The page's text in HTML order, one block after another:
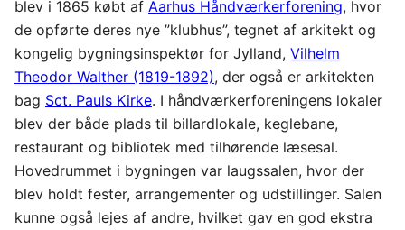
blev i 1865 købt af Aarhus Håndværkerforening, hvor
de opførte deres nye ”klubhus”, tegnet af arkitekt og
kongelig bygningsinspektør for Jylland, Vilhelm
Theodor Walther (1819-1892), der også er arkitekten
bag Sct. Pauls Kirke. I håndværkerforeningens lokaler
blev der både plads til billardlokale, keglebane,
restaurant og bibliotek med tilhørende læsesal.
Hovedrummet i bygningen var laugssalen, hvor der
blev holdt fester, arrangementer og udstillinger. Salen
kunne også lejes af andre, hvilket gav en god ekstra